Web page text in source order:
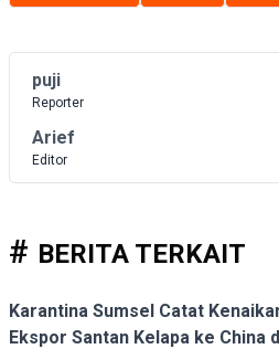
puji
Reporter
Arief
Editor
BERITA TERKAIT
Karantina Sumsel Catat
Ekspor Santan Kelapa ke China